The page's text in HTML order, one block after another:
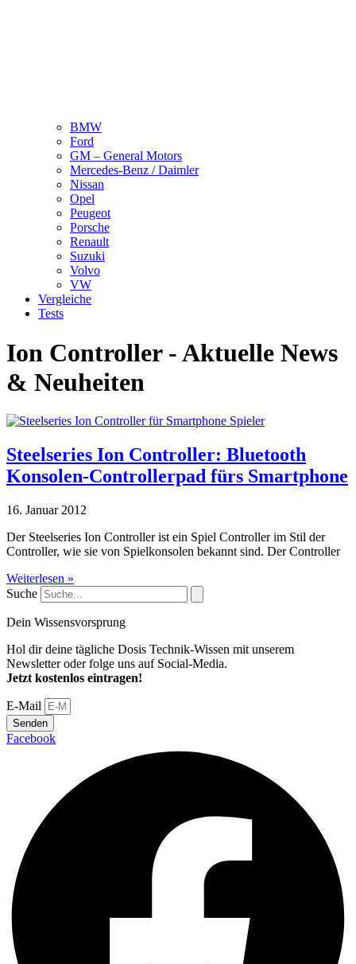
BMW
Ford
GM – General Motors
Mercedes-Benz / Daimler
Nissan
Opel
Peugeot
Porsche
Renault
Suzuki
Volvo
VW
Vergleiche
Tests
Ion Controller - Aktuelle News
& Neuheiten
Steelseries Ion Controller: Bluetooth
Konsolen-Controllerpad fürs Smartphone
16. Januar 2012
Der Steelseries Ion Controller ist ein Spiel Controller im Stil der
Controller, wie sie von Spielkonsolen bekannt sind. Der Controller
Weiterlesen »
Suche
Dein Wissensvorsprung
Hol dir deine tägliche Dosis Technik-Wissen mit unserem
Newsletter oder folge uns auf Social-Media.
Jetzt kostenlos eintragen!
E-Mail
Senden
Facebook